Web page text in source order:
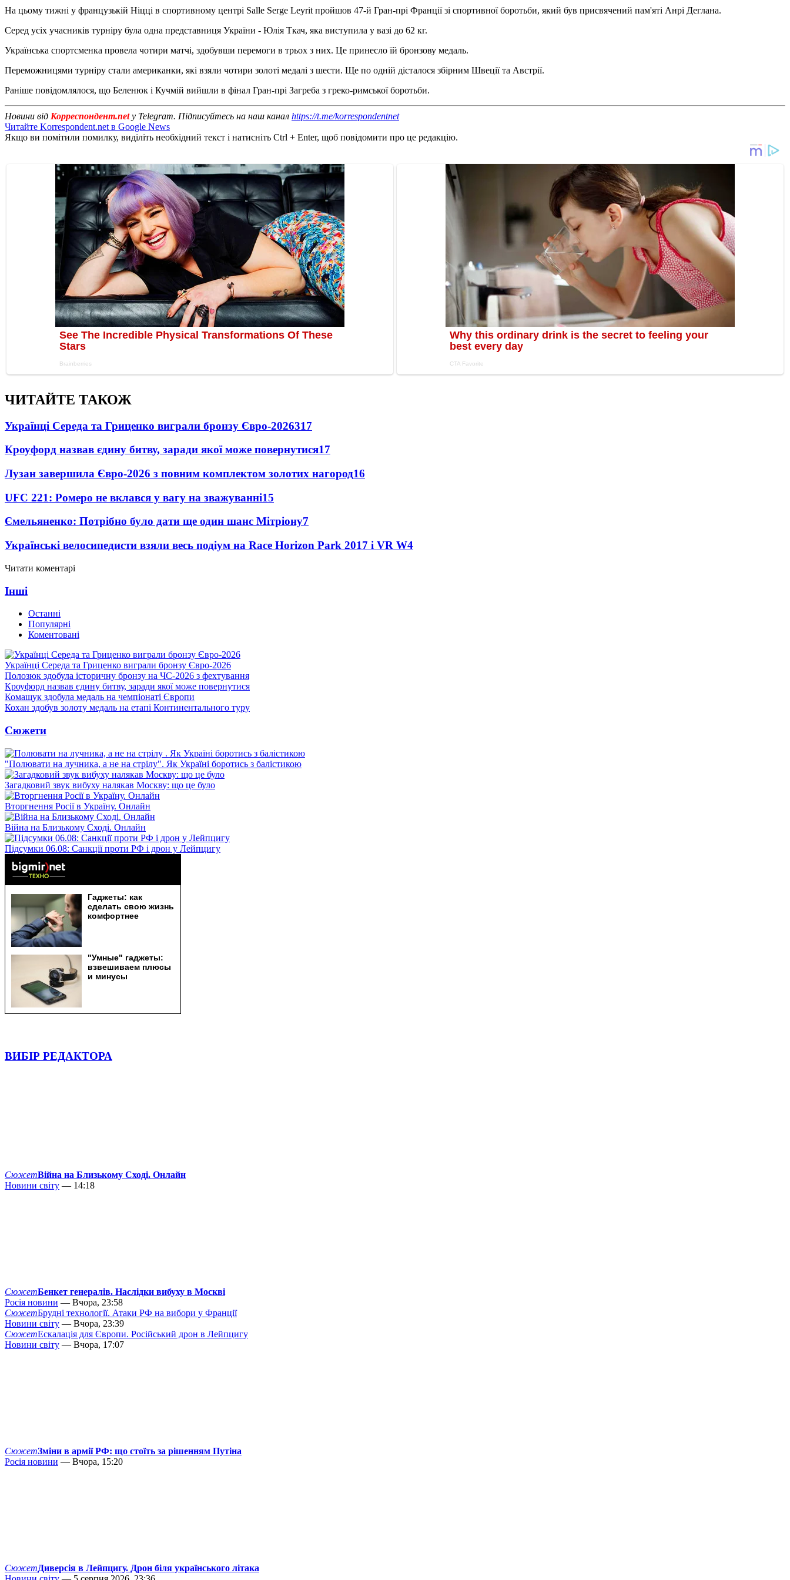
На цьому тижні у французькій Ніцці в спортивному центрі Salle Serge Leyrit пройшов 47-й Гран-прі Франції зі спортивної боротьби, який був присвячений пам'яті Анрі Деглана.
Серед усіх учасників турніру була одна представниця України - Юлія Ткач, яка виступила у вазі до 62 кг.
Українська спортсменка провела чотири матчі, здобувши перемоги в трьох з них. Це принесло їй бронзову медаль.
Переможницями турніру стали американки, які взяли чотири золоті медалі з шести. Ще по одній дісталося збірним Швеції та Австрії.
Раніше повідомлялося, що Беленюк і Кучмій вийшли в фінал Гран-прі Загреба з греко-римської боротьби.
Новини від Корреспондент.netу Telegram. Підписуйтесь на наш канал https://t.me/korrespondentnet
Читайте Korrespondent.net в Google News
Якщо ви помітили помилку, виділіть необхідний текст і натисніть Ctrl + Enter, щоб повідомити про це редакцію.
ЧИТАЙТЕ ТАКОЖ
Українці Середа та Гриценко виграли бронзу Євро-2026317
Кроуфорд назвав єдину битву, заради якої може повернутися17
Лузан завершила Євро-2026 з повним комплектом золотих нагород16
UFC 221: Ромеро не вклався у вагу на зважуванні15
Ємельяненко: Потрібно було дати ще один шанс Мітріону7
Українські велосипедисти взяли весь подіум на Race Horizon Park 2017 і VR W4
Читати коментарі
Інші
Останні
Популярні
Коментовані
Українці Середа та Гриценко виграли бронзу Євро-2026
Полозюк здобула історичну бронзу на ЧС-2026 з фехтування
Кроуфорд назвав єдину битву, заради якої може повернутися
Комащук здобула медаль на чемпіонаті Європи
Кохан здобув золоту медаль на етапі Континентального туру
Сюжети
"Полювати на лучника, а не на стрілу". Як Україні боротись з балістикою
Загадковий звук вибуху налякав Москву: що це було
Вторгнення Росії в Україну. Онлайн
Війна на Близькому Сході. Онлайн
Підсумки 06.08: Санкції проти РФ і дрон у Лейпцигу
ВИБІР РЕДАКТОРА
СюжетВійна на Близькому Сході. Онлайн
Новини світу — 14:18
СюжетБенкет генералів. Наслідки вибуху в Москві
Росія новини — Вчора, 23:58
СюжетБрудні технології. Атаки РФ на вибори у Франції
Новини світу — Вчора, 23:39
СюжетЕскалація для Європи. Російський дрон в Лейпцигу
Новини світу — Вчора, 17:07
СюжетЗміни в армії РФ: що стоїть за рішенням Путіна
Росія новини — Вчора, 15:20
СюжетДиверсія в Лейпцигу. Дрон біля українського літака